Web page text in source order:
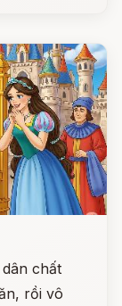
chất
rồi vô